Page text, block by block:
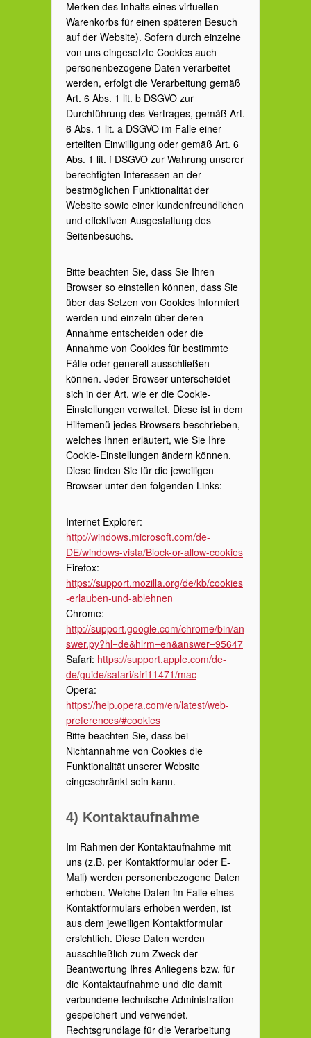
Merken des Inhalts eines virtuellen
Warenkorbs für einen späteren Besuch
auf der Website). Sofern durch einzelne
von uns eingesetzte Cookies auch
personenbezogene Daten verarbeitet
werden, erfolgt die Verarbeitung gemäß
Art. 6 Abs. 1 lit. b DSGVO zur
Durchführung des Vertrages, gemäß Art.
6 Abs. 1 lit. a DSGVO im Falle einer
erteilten Einwilligung oder gemäß Art. 6
Abs. 1 lit. f DSGVO zur Wahrung unserer
berechtigten Interessen an der
bestmöglichen Funktionalität der
Website sowie einer kundenfreundlichen
und effektiven Ausgestaltung des
Seitenbesuchs.
Bitte beachten Sie, dass Sie Ihren
Browser so einstellen können, dass Sie
über das Setzen von Cookies informiert
werden und einzeln über deren
Annahme entscheiden oder die
Annahme von Cookies für bestimmte
Fälle oder generell ausschließen
können. Jeder Browser unterscheidet
sich in der Art, wie er die Cookie-
Einstellungen verwaltet. Diese ist in dem
Hilfemenü jedes Browsers beschrieben,
welches Ihnen erläutert, wie Sie Ihre
Cookie-Einstellungen ändern können.
Diese finden Sie für die jeweiligen
Browser unter den folgenden Links:
Internet Explorer:
http://windows.microsoft.com/de-
DE/windows-vista/Block-or-allow-cookies
Firefox:
https://support.mozilla.org/de/kb/cookies
-erlauben-und-ablehnen
Chrome:
http://support.google.com/chrome/bin/an
swer.py?hl=de&hlrm=en&answer=95647
Safari: https://support.apple.com/de-
de/guide/safari/sfri11471/mac
Opera:
https://help.opera.com/en/latest/web-
preferences/#cookies
Bitte beachten Sie, dass bei
Nichtannahme von Cookies die
Funktionalität unserer Website
eingeschränkt sein kann.
4) Kontaktaufnahme
Im Rahmen der Kontaktaufnahme mit
uns (z.B. per Kontaktformular oder E-
Mail) werden personenbezogene Daten
erhoben. Welche Daten im Falle eines
Kontaktformulars erhoben werden, ist
aus dem jeweiligen Kontaktformular
ersichtlich. Diese Daten werden
ausschließlich zum Zweck der
Beantwortung Ihres Anliegens bzw. für
die Kontaktaufnahme und die damit
verbundene technische Administration
gespeichert und verwendet.
Rechtsgrundlage für die Verarbeitung